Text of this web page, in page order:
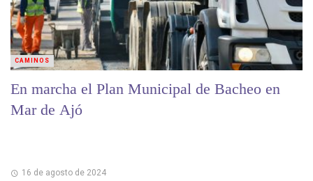
En marcha el Plan Municipal de Bacheo en
Mar de Ajó
16 de agosto de 2024
CAMINOS